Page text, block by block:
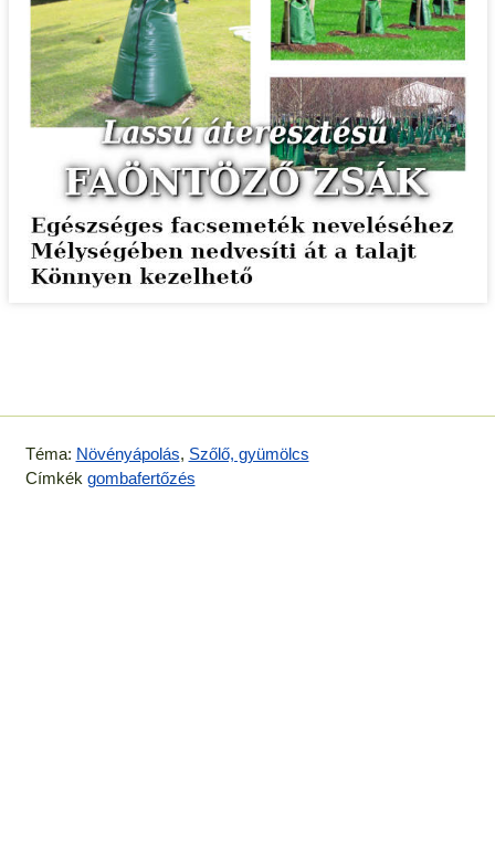
Téma: Növényápolás, Szőlő, gyümölcs
Címkék gombafertőzés